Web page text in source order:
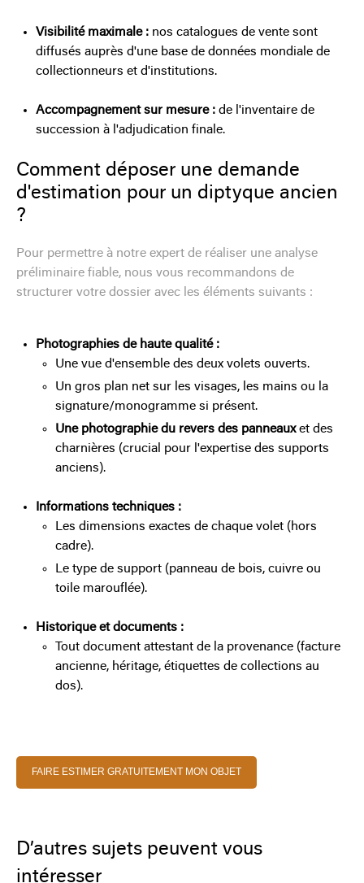
Visibilité maximale : nos catalogues de vente sont
diffusés auprès d'une base de données mondiale de
collectionneurs et d'institutions.
Accompagnement sur mesure : de l'inventaire de
succession à l'adjudication finale.
Comment déposer une demande
d'estimation pour un diptyque ancien
?
Pour permettre à notre expert de réaliser une analyse
préliminaire fiable, nous vous recommandons de
structurer votre dossier avec les éléments suivants :
Photographies de haute qualité :
Une vue d'ensemble des deux volets ouverts.
Un gros plan net sur les visages, les mains ou la
signature/monogramme si présent.
Une photographie du revers des panneauxet des
charnières (crucial pour l'expertise des supports
anciens).
Informations techniques :
Les dimensions exactes de chaque volet (hors
cadre).
Le type de support (panneau de bois, cuivre ou
toile marouflée).
Historique et documents :
Tout document attestant de la provenance (facture
ancienne, héritage, étiquettes de collections au
dos).
FAIRE ESTIMER GRATUITEMENT MON OBJET
D’autres sujets peuvent vous
intéresser